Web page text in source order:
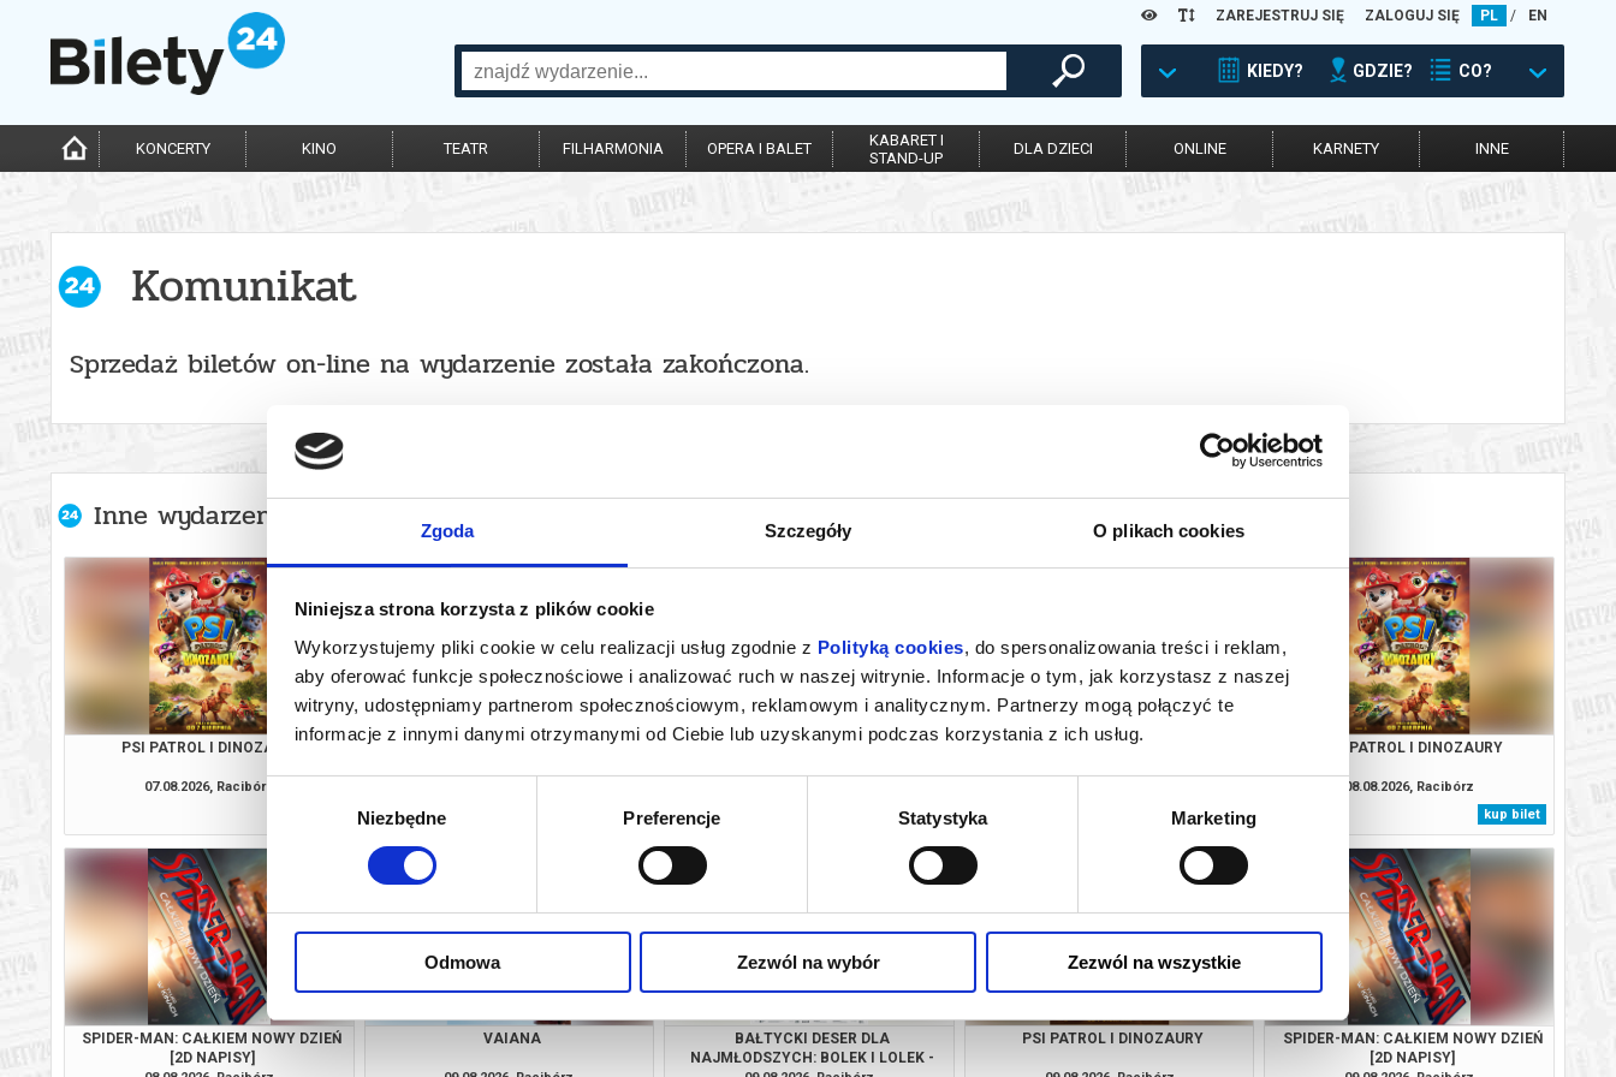
Zgoda Szczegóły O plikach cookies
Niniejsza strona korzysta z plików cookie
Wykorzystujemy pliki cookie w celu realizacji usług zgodnie z Polityką cookies, do spersonalizowania treści i reklam,
aby oferować funkcje społecznościowe i analizować ruch w naszej witrynie. Informacje o tym, jak korzystasz z naszej
witryny, udostępniamy partnerom społecznościowym, reklamowym i analitycznym. Partnerzy mogą połączyć te
informacje z innymi danymi otrzymanymi od Ciebie lub uzyskanymi podczas korzystania z ich usług.
Wybór
Niezbędne Preferencje Statystyka Marketing
Odmowa Zezwól na wybór Zezwól na wszystkie
ZAREJESTRUJ SIĘ ZALOGUJ SIĘ PL / EN
KIEDY? GDZIE? CO?
KONCERTY KINO TEATR FILHARMONIA OPERA I BALET
KABARET I
STAND-UP
DLA DZIECI ONLINE KARNETY INNE
Komunikat
Sprzedaż biletów on-line na wydarzenie została zakończona.
Inne wydarzenia organizatora
PSI PATROL I DINOZAURY
07.08.2026, Racibórz
KLASYKA NA FALI: NAGI INSTYNKT +
kup bilet
SPIDER-MAN: CAŁKIEM NOWY DZIEŃ
kup bilet
VAIANA
kup bilet
PSI PATROL I DINOZAURY
08.08.2026, Racibórz
kup bilet
SPIDER-MAN: CAŁKIEM NOWY DZIEŃ
[2D NAPISY]
VAIANA
BAŁTYCKI DESER DLA
NAJMŁODSZYCH: BOLEK I LOLEK -
PSI PATROL I DINOZAURY
SPIDER-MAN: CAŁKIEM NOWY DZIEŃ
[2D NAPISY]